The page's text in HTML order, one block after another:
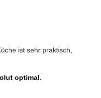
ist sehr praktisch,
optimal.